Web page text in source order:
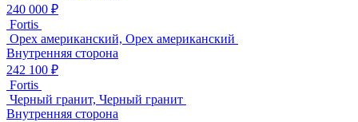
240 000 ₽
Fortis
Орех американский, Орех американский
Внутренняя сторона
242 100 ₽
Fortis
Черный гранит, Черный гранит
Внутренняя сторона